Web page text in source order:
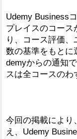
Udemy Business
プレイスのコース
り、コース評価
数の基準をもとに
demyからの通知
スは全コースのわ
今回の掲載により
え、Udemy